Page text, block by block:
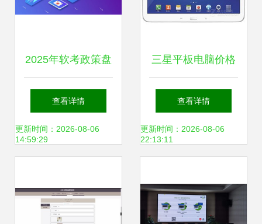
2025年软考政策盘
点 全国计算机技术
与软件资格考试官
整与焦点解读
查看详情
更新时间：2026-08-06
14:59:29
三星平板电脑价格
分析与评测 3100-
3190元区间如何
查看详情
更新时间：2026-08-06
22:13:11